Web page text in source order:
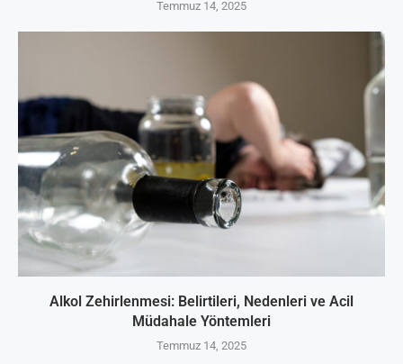
Temmuz 14, 2025
Alkol Zehirlenmesi: Belirtileri, Nedenleri ve Acil
Müdahale Yöntemleri
Temmuz 14, 2025